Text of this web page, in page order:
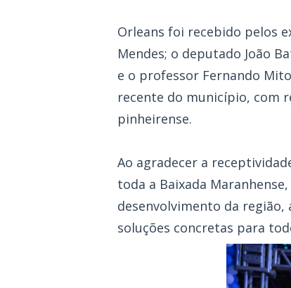
Orleans foi recebido pelos
Mendes; o deputado João
e o professor Fernando
recente do município, com
pinheirense.
Ao agradecer a
toda a Baixada
desenvolvimento da
soluções concretas para